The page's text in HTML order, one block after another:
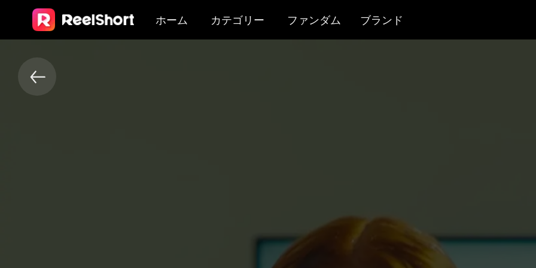
ホーム カテゴリー ファンダム ブランド